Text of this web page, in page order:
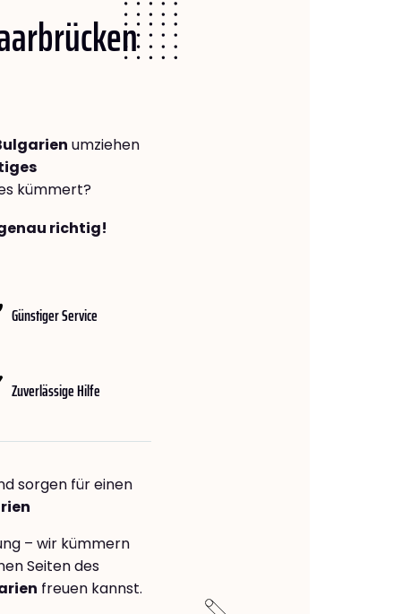
umziehen
kümmert?
richtig!
Günstiger Service
Zuverlässige Hilfe
sorgen für einen
– wir kümmern
Seiten des
freuen kannst.